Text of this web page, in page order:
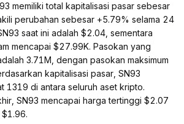
memiliki total kapitalisasi pasar sebesar
perubahan sebesar +5.79% selama 24
saat ini adalah $2.04, sementara
mencapai $27.99K. Pasokan yang
3.71M, dengan pasokan maksimum
kapitalisasi pasar, SN93
1319 di antara seluruh aset kripto.
SN93 mencapai harga tertinggi $2.07